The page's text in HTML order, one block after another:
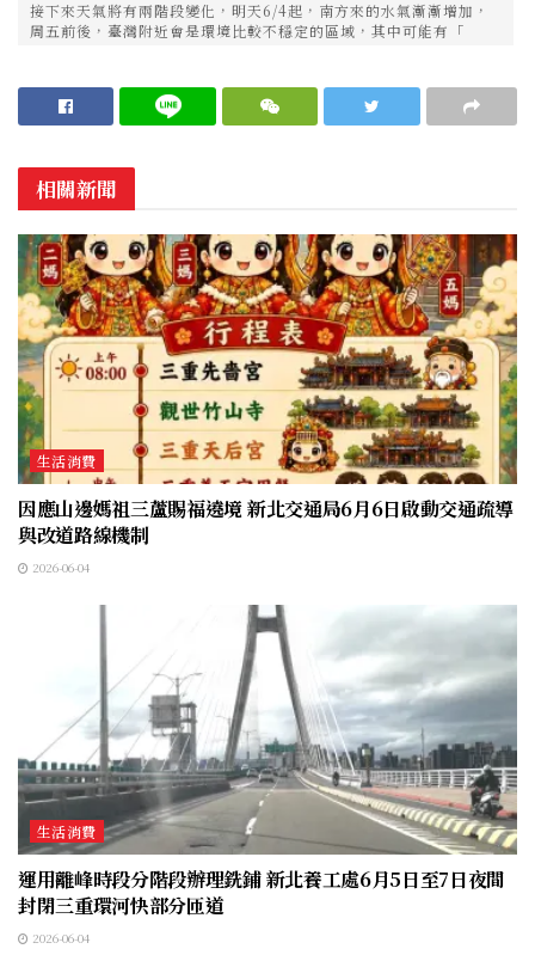
接下來天氣將有兩階段變化，明天6/4起，南方來的水氣漸漸增加，
周五前後，臺灣附近會是環境比較不穩定的區域，其中可能有「
相關新聞
生活消費
因應山邊媽祖三蘆賜福遶境 新北交通局6月6日啟動交通疏導
與改道路線機制
2026-06-04
生活消費
運用離峰時段分階段辦理銑鋪 新北養工處6月5日至7日夜間
封閉三重環河快部分匝道
2026-06-04